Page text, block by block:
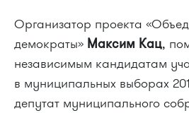
Организатор проекта
демократы» Максим Кац,
независимым кандидатам
в муниципальных выборах
депутат муниципального